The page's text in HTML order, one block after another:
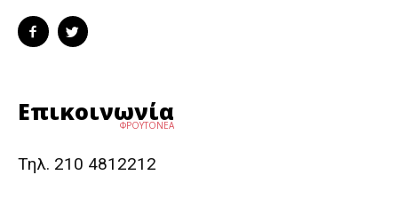
Επικοινωνία
ΦΡΟΥΤΟΝΕΑ
Τηλ. 210 4812212